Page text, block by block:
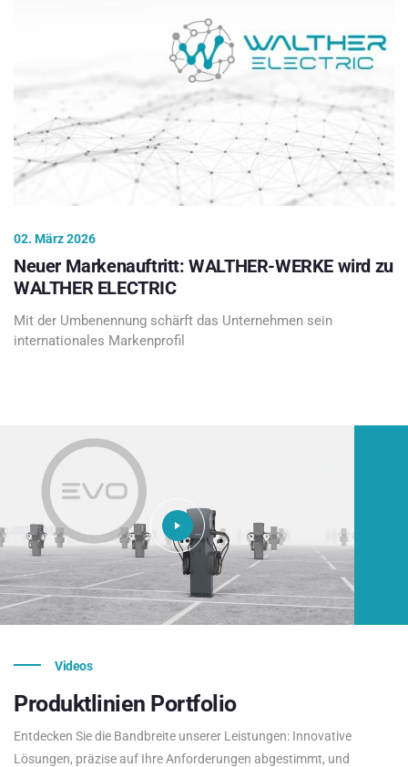
02. März 2026
Neuer Markenauftritt: WALTHER-WERKE wird zu
WALTHER ELECTRIC
Mit der Umbenennung schärft das Unternehmen sein
internationales Markenprofil
Videos
Produktlinien Portfolio
Entdecken Sie die Bandbreite unserer Leistungen: Innovative
Lösungen, präzise auf Ihre Anforderungen abgestimmt, und